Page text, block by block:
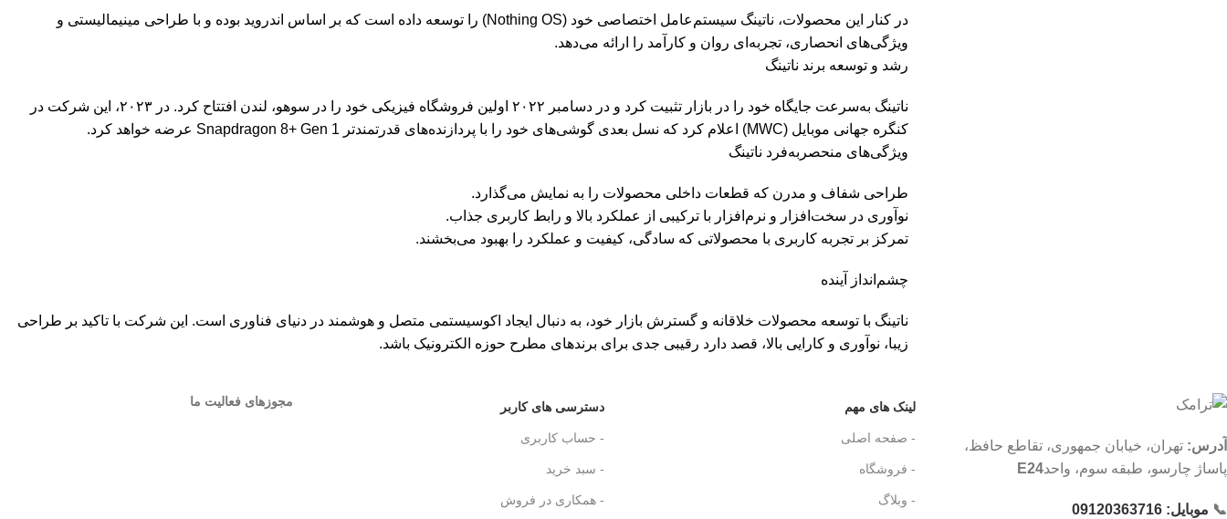
در کنار این محصولات، ناتینگ سیستم‌عامل اختصاصی خود (Nothing OS) را توسعه داده است که بر اساس اندروید بوده و با طراحی مینیمالیستی و
ویژگی‌های انحصاری، تجربه‌ای روان و کارآمد را ارائه می‌دهد.
رشد و توسعه برند ناتینگ
ناتینگ به‌سرعت جایگاه خود را در بازار تثبیت کرد و در دسامبر ۲۰۲۲ اولین فروشگاه فیزیکی خود را در سوهو، لندن افتتاح کرد. در ۲۰۲۳، این شرکت در
کنگره جهانی موبایل (MWC) اعلام کرد که نسل بعدی گوشی‌های خود را با پردازنده‌های قدرتمندتر Snapdragon 8+ Gen 1 عرضه خواهد کرد.
ویژگی‌های منحصربه‌فرد ناتینگ
طراحی شفاف و مدرن که قطعات داخلی محصولات را به نمایش می‌گذارد.
نوآوری در سخت‌افزار و نرم‌افزار با ترکیبی از عملکرد بالا و رابط کاربری جذاب.
تمرکز بر تجربه کاربری با محصولاتی که سادگی، کیفیت و عملکرد را بهبود می‌بخشند.
چشم‌انداز آینده
ناتینگ با توسعه محصولات خلاقانه و گسترش بازار خود، به دنبال ایجاد اکوسیستمی متصل و هوشمند در دنیای فناوری است. این شرکت با تاکید بر طراحی
زیبا، نوآوری و کارایی بالا، قصد دارد رقیبی جدی برای برندهای مطرح حوزه الکترونیک باشد.
آدرس: تهران، خیابان جمهوری، تقاطع حافظ،
پاساژ چارسو، طبقه سوم، واحدE24
📞 موبایل: 09120363716
لینک های مهم
- صفحه اصلی
- فروشگاه
- وبلاگ
دسترسی های کاربر
- حساب کاربری
- سبد خرید
- همکاری در فروش
مجوزهای فعالیت ما